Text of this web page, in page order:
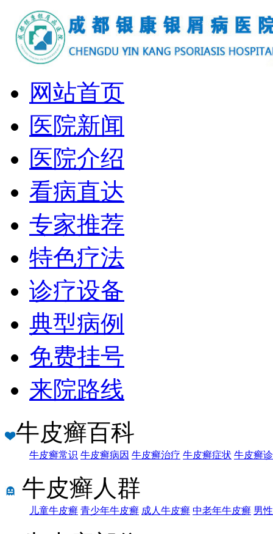
网站首页
医院新闻
医院介绍
看病直达
专家推荐
特色疗法
诊疗设备
典型病例
免费挂号
来院路线
牛皮癣百科
牛皮癣常识 牛皮癣病因 牛皮癣治疗 牛皮癣症状 牛皮癣
牛皮癣人群
儿童牛皮癣 青少年牛皮癣 成人牛皮癣 中老年牛皮癣 男